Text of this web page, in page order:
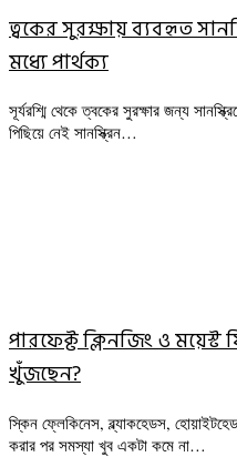
ত্বকের সুরক্ষায় ব্যবহৃত
মধ্যে পার্থক্য
সূর্যরশ্মি থেকে ত্বকের সুরক্ষার জন্য
পিছিয়ে নেই সানস্ক্রিন…
পারফেক্ট ক্লিনজিং ও
খুঁজছেন?
স্কিন ফ্লেকিনেস, ব্ল্যাকহেডস,
করার পর সমস্যা খুব একটা কমে না…